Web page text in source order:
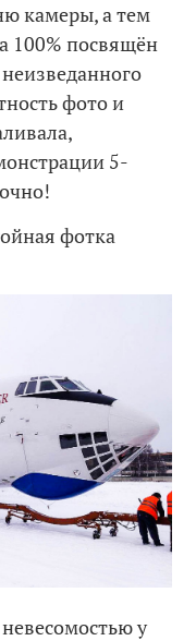
камеры, а тем
100% посвящён
фото и
5-
фотка
у